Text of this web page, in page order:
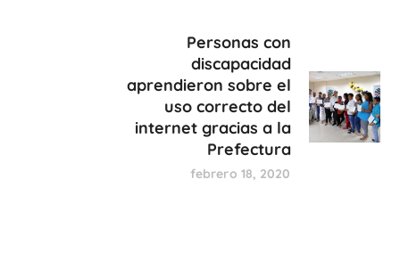
Personas con
discapacidad
aprendieron sobre el
uso correcto del
internet gracias a la
Prefectura
febrero 18, 2020